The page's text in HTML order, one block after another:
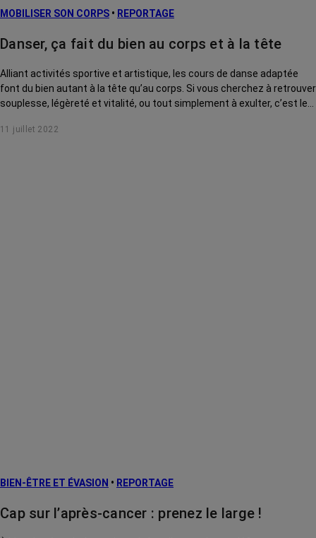
MOBILISER SON CORPS • REPORTAGE
Danser, ça fait du bien au corps et à la tête
Alliant activités sportive et artistique, les cours de danse adaptée
font du bien autant à la tête qu’au corps. Si vous cherchez à retrouver
souplesse, légèreté et vitalité, ou tout simplement à exulter, c’est le
11 juillet 2022
BIEN-ÊTRE ET ÉVASION • REPORTAGE
Cap sur l’après-cancer : prenez le large !